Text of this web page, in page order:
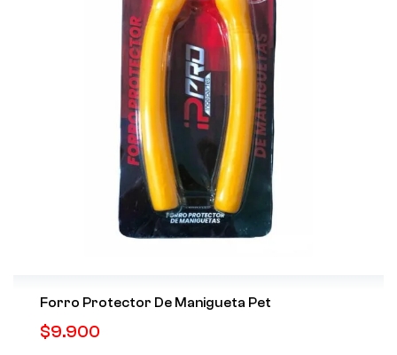
Forro Protector De Manigueta Pet
$9.900